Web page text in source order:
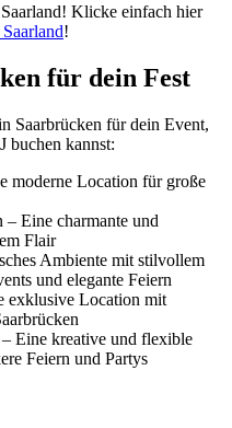
Klicke einfach hier
!
für dein Fest
Saarbrücken für dein Event,
buchen kannst:
moderne Location für große
– Eine charmante und
Flair
Ambiente mit stilvollem
und elegante Feiern
exklusive Location mit
Eine kreative und flexible
Feiern und Partys